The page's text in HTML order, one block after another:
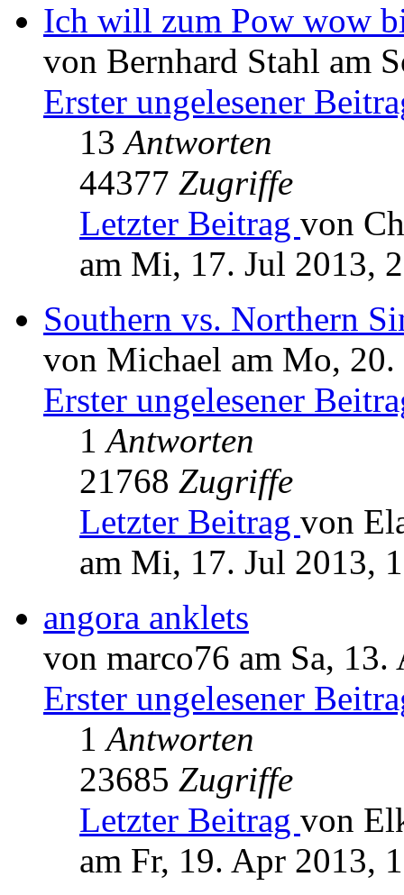
Ich will zum Pow wow
von Bernhard Stahl am
Erster ungelesener
13Antworten
44377 Zugriffe
Letzter Beitrag von
am Mi, 17. Jul 2013,
Southern vs. Northern
von Michael am Mo,
Erster ungelesener
1Antworten
21768 Zugriffe
Letzter Beitrag von
am Mi, 17. Jul 2013,
angora anklets
von marco76 am Sa,
Erster ungelesener
1Antworten
23685 Zugriffe
Letzter Beitrag von
am Fr, 19. Apr 2013,